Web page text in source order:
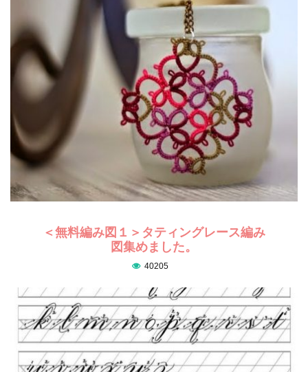
＜無料編み図１＞タティングレース編み
図集めました。
40205